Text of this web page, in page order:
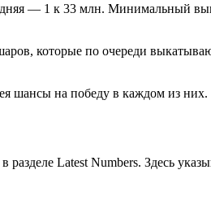
— 1 к 33 млн. Минимальный
которые по очереди
шансы на победу в каждом из них.
Latest Numbers. Здесь